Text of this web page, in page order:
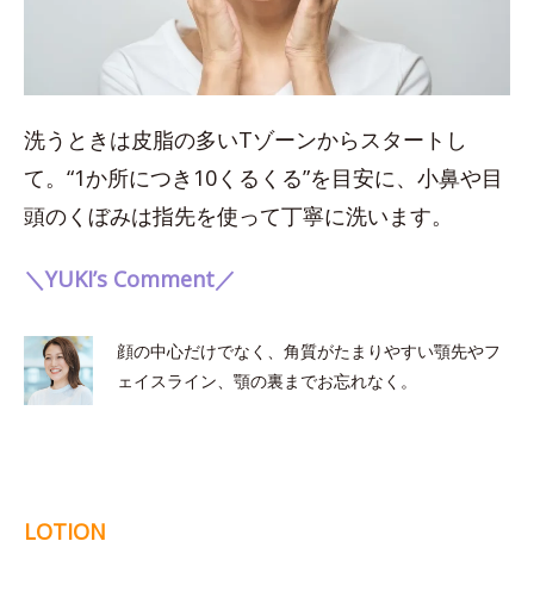
洗うときは皮脂の多いTゾーンからスタートし
て。“1か所につき10くるくる”を目安に、小鼻や目
頭のくぼみは指先を使って丁寧に洗います。
＼YUKI’s Comment／
顔の中心だけでなく、角質がたまりやすい顎先やフ
ェイスライン、顎の裏までお忘れなく。
LOTION